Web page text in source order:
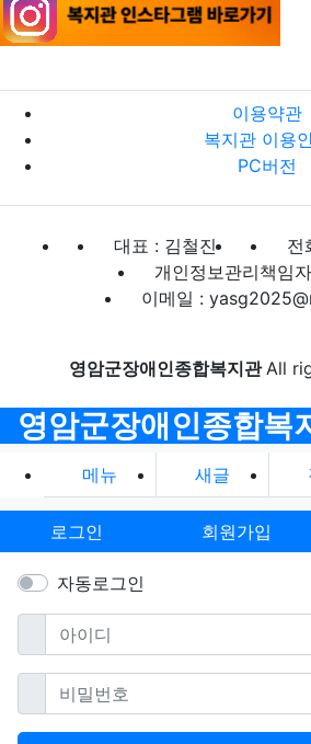
이용약관
복지관 이용
PC버전
대표 : 김철진
전
개인정보관리책임
이메일 :
영암군장애인종합복지관All
영암군장애인종합복
메뉴 새글
로그인 회원가입
자동로그인
아이디필수
비밀번호필수